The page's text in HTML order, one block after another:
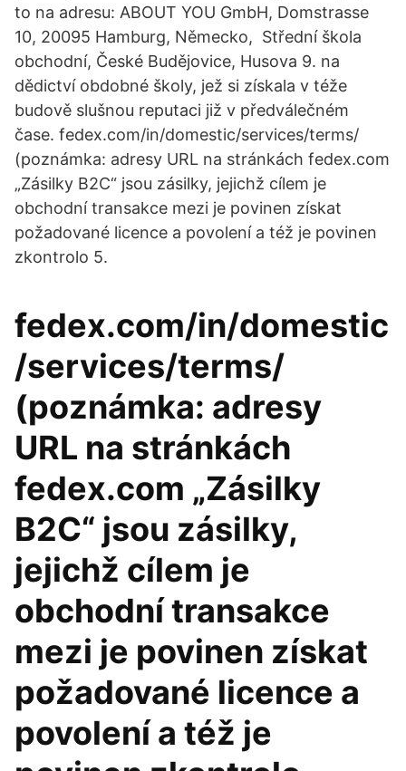
to na adresu: ABOUT YOU GmbH, Domstrasse
10, 20095 Hamburg, Německo, Střední škola
obchodní, České Budějovice, Husova 9. na
dědictví obdobné školy, jež si získala v téže
budově slušnou reputaci již v předválečném
čase. fedex.com/in/domestic/services/terms/
(poznámka: adresy URL na stránkách fedex.com
„Zásilky B2C“ jsou zásilky, jejichž cílem je
obchodní transakce mezi je povinen získat
požadované licence a povolení a též je povinen
zkontrolo 5.
fedex.com/in/domestic
/services/terms/
(poznámka: adresy
URL na stránkách
fedex.com „Zásilky
B2C“ jsou zásilky,
jejichž cílem je
obchodní transakce
mezi je povinen získat
požadované licence a
povolení a též je